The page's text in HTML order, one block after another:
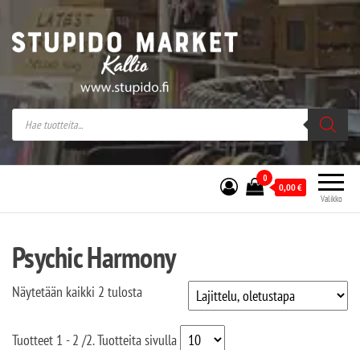
Stupido Market – verkossa ja kivijalassa
Stupido Market on vaihtoehtomusaan
erikoistunut verkko- sekä
kivijalkakauppa Helsingissä Kallion
sydämessä.
Valikko
0
0,00€
Psychic Harmony
Näytetään kaikki 2 tulosta
Tuotteet 1 - 2 /2. Tuotteita sivulla